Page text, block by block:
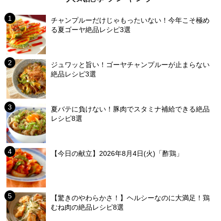
チャンプルーだけじゃもったいない！今年こそ極め
る夏ゴーヤ絶品レシピ3選
ジュワッと旨い！ゴーヤチャンプルーが止まらない
絶品レシピ3選
夏バテに負けない！豚肉でスタミナ補給できる絶品
レシピ8選
【今日の献立】2026年8月4日(火)「酢鶏」
【驚きのやわらかさ！】ヘルシーなのに大満足！鶏
むね肉の絶品レシピ8選